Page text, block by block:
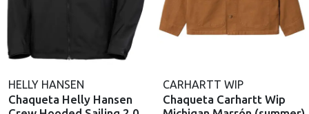
HELLY HANSEN
Chaqueta Helly Hansen
CARHARTT WIP
Chaqueta Carhartt Wip